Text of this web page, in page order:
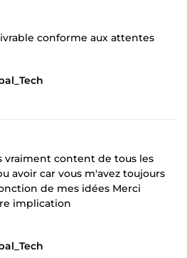
conforme aux attentes
vraiment content de tous les
avoir car vous m'avez toujours
de mes idées Merci
implication